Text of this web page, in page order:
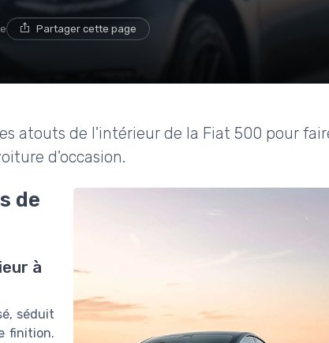
Partager cette page
atouts de l'intérieur de la Fiat 500 pour
d'occasion.
de
à
séduit
finition.